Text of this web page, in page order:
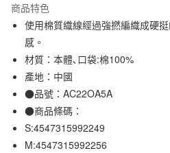
信用卡分期付款
3 期 0 利率 每期
合作金庫商業銀行
華南商業銀行
上海商業儲蓄銀行
臺灣中小企業銀行
匯豐（台灣）商業銀行
聯邦商業銀行
超商取貨付款
LINE Pay
Apple Pay
街口支付
商品特色
使用棉質織線經過強撚編織成硬
感。
材質：本體､口袋:棉100%
產地：中國
●品號：AC22OA5A
●商品條碼：
S:4547315992249
M:4547315992256